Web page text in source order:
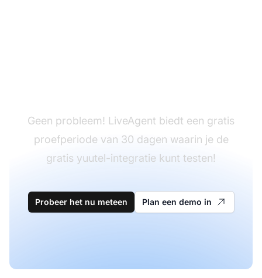
Geen probleem! LiveAgent biedt een gratis
proefperiode van 30 dagen waarin je de
gratis yuutel-integratie kunt testen!
Probeer het nu meteen Plan een demo in